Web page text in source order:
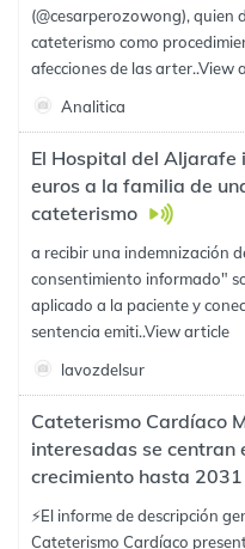
(@cesarperozowong), quien
cateterismo como
afecciones de las arter..View
Analitica
El Hospital del Aljarafe
euros a la familia de
cateterismo
a recibir una indemnización
consentimiento informado"
aplicado a la paciente y
sentencia emiti..View article
lavozdelsur
Cateterismo Cardíaco
interesadas se centran
crecimiento hasta 2031
⚡El informe de descripción
Cateterismo Cardíaco